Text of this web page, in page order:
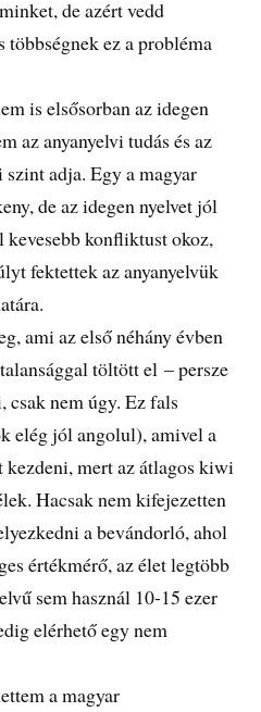
de azért vedd
ez a probléma
is elsősorban az idegen
az anyanyelvi tudás és az
adja. Egy a magyar
de az idegen nyelvet jól
kevesebb konfliktust okoz,
fektettek az anyanyelvük
ami az első néhány évben
töltött el – persze
nem úgy. Ez fals
elég jól angolul), amivel a
mert az átlagos kiwi
Hacsak nem kifejezetten
a bevándorló, ahol
értékmérő, az élet legtöbb
sem használ 10-15 ezer
elérhető egy nem
a magyar